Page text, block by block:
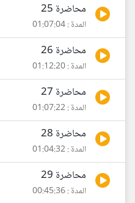
محاضرة 25
المدة : 01:07:04
محاضرة 26
المدة : 01:12:20
محاضرة 27
المدة : 01:07:22
محاضرة 28
المدة : 01:04:32
محاضرة 29
المدة : 00:45:36